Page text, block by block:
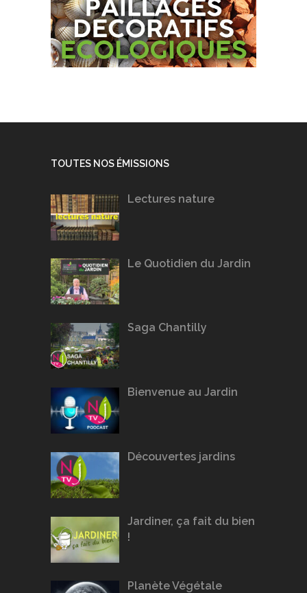
TOUTES NOS ÉMISSIONS
Lectures nature
Le Quotidien du Jardin
Saga Chantilly
Bienvenue au Jardin
Découvertes jardins
Jardiner, ça fait du bien
!
Planète Végétale